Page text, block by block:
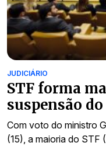
JUDICIÁRIO
STF forma
suspensão
Com voto do ministro
(15), a maioria do STF